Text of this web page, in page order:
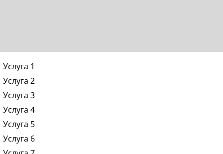
Услуга 1
Услуга 2
Услуга 3
Услуга 4
Услуга 5
Услуга 6